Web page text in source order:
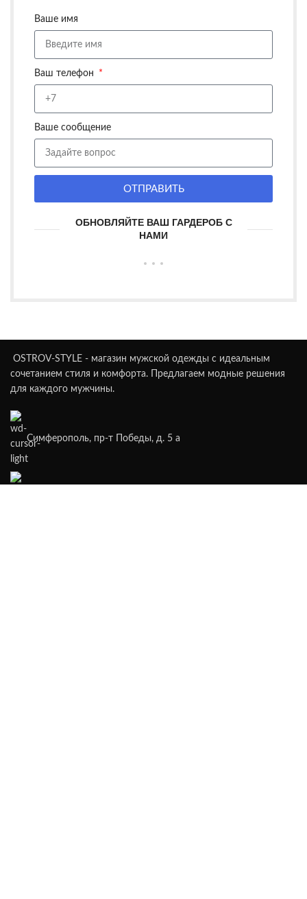
Ваше имя
Ваш телефон
Ваше сообщение
ОТПРАВИТЬ
ОБНОВЛЯЙТЕ ВАШ ГАРДЕРОБ С
НАМИ
OSTROV-STYLE - магазин мужской одежды с идеальным
сочетанием стиля и комфорта. Предлагаем модные решения
для каждого мужчины.
Симферополь, пр-т Победы, д. 5 а